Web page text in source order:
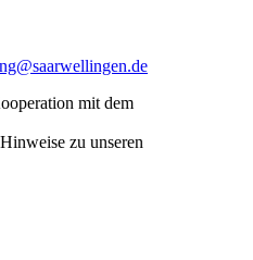
mit dem
zu unseren